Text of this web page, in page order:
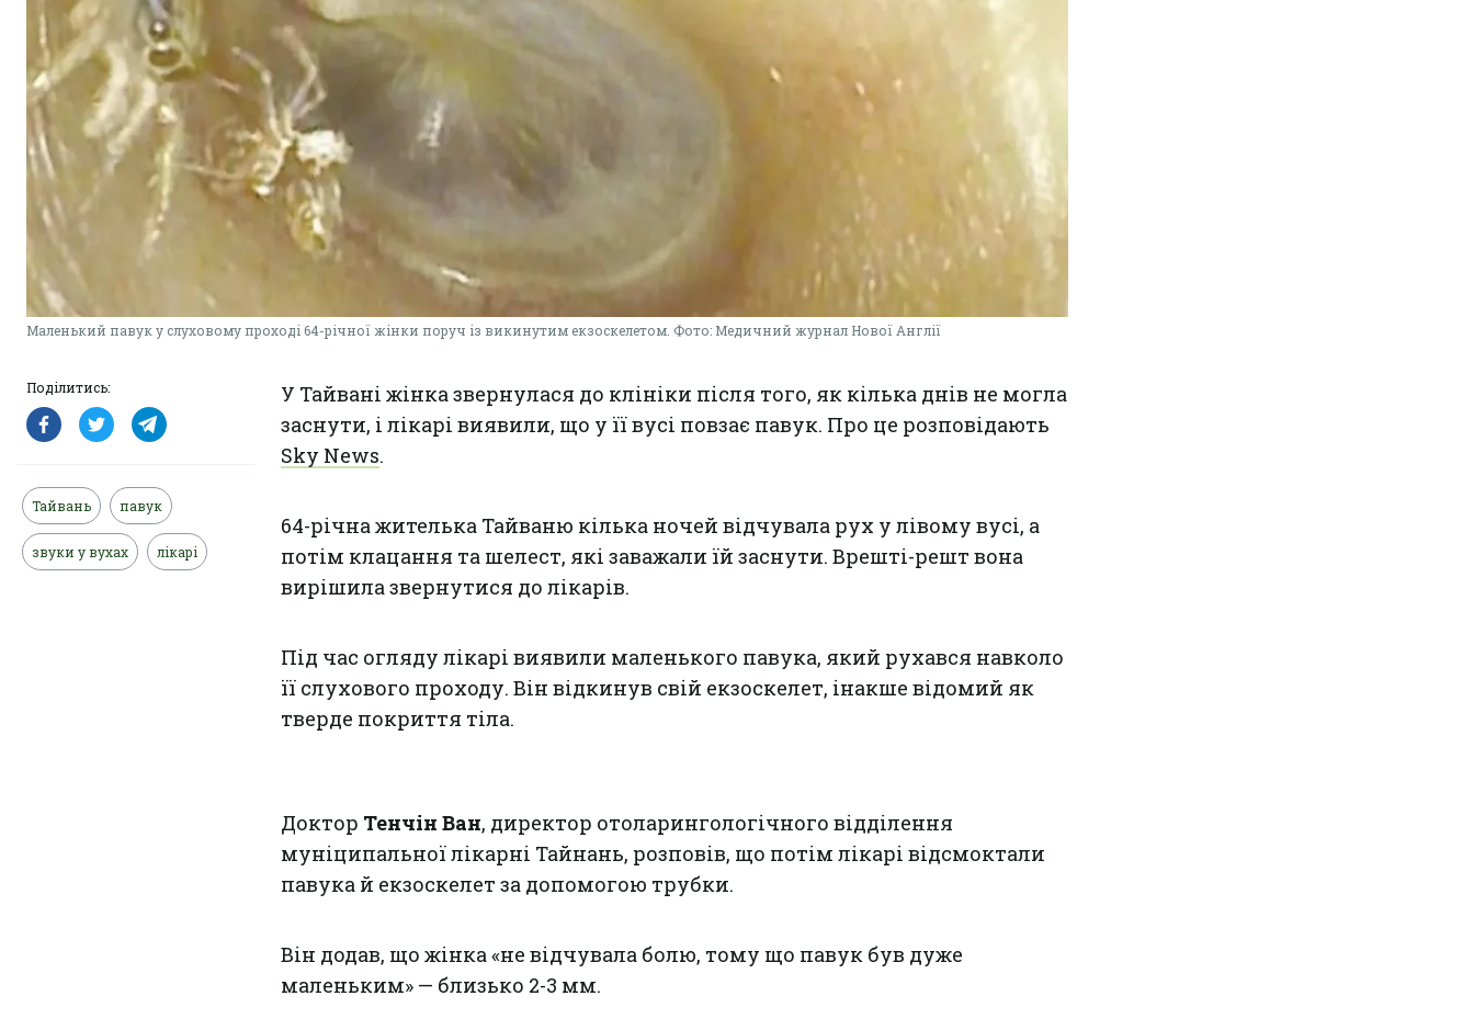
Маленький павук у слуховому проході 64-річної жінки поруч із викинутим екзоскелетом. Фото: Медичний журнал Нової Англії
Поділитись:
Тайвань павук
звуки у вухах лікарі
У Тайвані жінка звернулася до клініки після того, як кілька днів не могла
заснути, і лікарі виявили, що у її вусі повзає павук. Про це розповідають
Sky News.
64-річна жителька Тайваню кілька ночей відчувала рух у лівому вусі, а
потім клацання та шелест, які заважали їй заснути. Врешті-решт вона
вирішила звернутися до лікарів.
Під час огляду лікарі виявили маленького павука, який рухався навколо
її слухового проходу. Він відкинув свій екзоскелет, інакше відомий як
тверде покриття тіла.
Доктор Тенчін Ван, директор отоларингологічного відділення
муніципальної лікарні Тайнань, розповів, що потім лікарі відсмоктали
павука й екзоскелет за допомогою трубки.
Він додав, що жінка «не відчувала болю, тому що павук був дуже
маленьким» — близько 2-3 мм.